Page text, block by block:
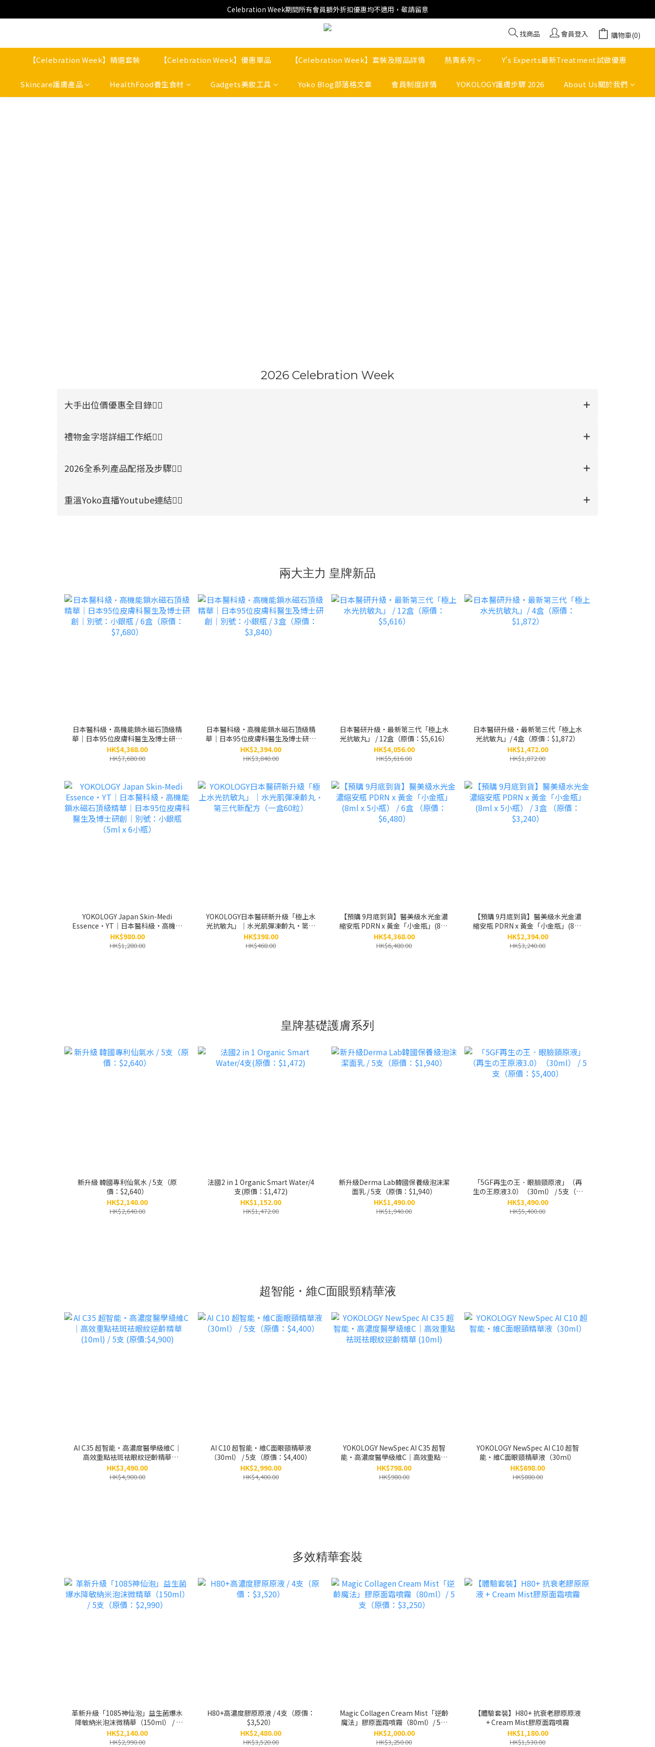
Celebration Week期間所有會員額外折扣優惠均不適用，敬請留意
找商品 會員登入 購物車(0)
【Celebration Week】精選套裝 【Celebration Week】優惠單品 【Celebration Week】套裝及贈品詳情 熱賣系列 Y's Experts最新Treatment試做優惠
Skincare護膚產品 HealthFood養生食材 Gadgets美妝工具 Yoko Blog部落格文章 會員制度詳情 YOKOLOGY護膚步驟 2026 About Us關於我們
2026 Celebration Week
大手出位價優惠全目錄👉🏻
禮物金字塔詳細工作紙👉🏻
2026全系列產品配搭及步驟👉🏻
重溫Yoko直播Youtube連結👉🏻
兩大主力 皇牌新品
日本醫科級•高機能鎖水磁石頂級精
華｜日本95位皮膚科醫生及博士研創
｜別號：小銀瓶 / 6盒（原價：
$7,680）
HK$4,368.00
HK$7,680.00
日本醫科級•高機能鎖水磁石頂級精
華｜日本95位皮膚科醫生及博士研創
｜別號：小銀瓶 / 3盒（原價：
$3,840）
HK$2,394.00
HK$3,840.00
日本醫研升級・最新第三代「極上水
光抗敏丸」 / 12盒（原價：$5,616）
HK$4,056.00
HK$5,616.00
日本醫研升級・最新第三代「極上水
光抗敏丸」/ 4盒（原價：$1,872）
HK$1,472.00
HK$1,872.00
YOKOLOGY Japan Skin-Medi
Essence・YT｜日本醫科級•高機能
鎖水磁石頂級精華｜日本95位皮膚科
醫生及博士研創｜別號：小銀瓶
HK$980.00
HK$1,280.00
YOKOLOGY日本醫研新升級「極上水
光抗敏丸」｜水光肌彈凍齡丸•第三
代新配方（一盒60粒）
HK$398.00
HK$468.00
【預購 9月底到貨】醫美級水光金濃
縮安瓶 PDRN x 黃金「小金瓶」(8ml
x 5小瓶） / 6盒 （原價：$6,480）
HK$4,368.00
HK$6,480.00
【預購 9月底到貨】醫美級水光金濃
縮安瓶 PDRN x 黃金「小金瓶」(8ml
x 5小瓶） / 3盒 （原價：$3,240）
HK$2,394.00
HK$3,240.00
皇牌基礎護膚系列
新升級 韓國專利仙氣水 / 5支（原
價：$2,640）
HK$2,140.00
HK$2,640.00
法國2 in 1 Organic Smart Water/4
支(原價：$1,472)
HK$1,152.00
HK$1,472.00
新升級Derma Lab韓國保養級泡沫潔
面乳 / 5支（原價：$1,940）
HK$1,490.00
HK$1,940.00
「5GF再生の王．眼臉頸原液」（再
生の王原液3.0）（30ml） / 5支（原
價：$5,400）
HK$3,490.00
HK$5,400.00
超智能・維C面眼頸精華液
AI C35 超智能‧高濃度醫學級維C｜
高效重點袪斑袪眼紋逆齡精華
(10ml) / 5支 (原價:$4,900)
HK$3,490.00
HK$4,900.00
AI C10 超智能‧維C面眼頸精華液
（30ml） / 5支（原價：$4,400）
HK$2,990.00
HK$4,400.00
YOKOLOGY NewSpec AI C35 超智
能‧高濃度醫學級維C｜高效重點祛
斑祛眼紋逆齡精華 (10ml)
HK$798.00
HK$980.00
YOKOLOGY NewSpec AI C10 超智
能‧維C面眼頸精華液（30ml）
HK$698.00
HK$880.00
多效精華套裝
革新升級「1085神仙泡」益生菌爆水
降敏納米泡沫微精華（150ml） / 5
支（原價：$2,990）
HK$2,140.00
HK$2,990.00
H80+高濃度膠原原液 / 4支（原價：
$3,520）
HK$2,480.00
HK$3,520.00
Magic Collagen Cream Mist「逆齡
魔法」膠原面霜噴霧（80ml）/ 5支
（原價：$3,250）
HK$2,000.00
HK$3,250.00
【體驗套裝】H80+ 抗衰老膠原原液
+ Cream Mist膠原面霜噴霧
HK$1,180.00
HK$1,530.00